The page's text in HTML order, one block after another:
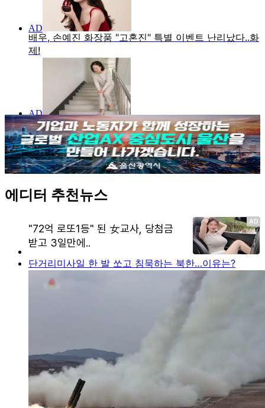
에디터 추천뉴스
단거리미사일 한 발 쏘고 침묵하는 북한…이유는?